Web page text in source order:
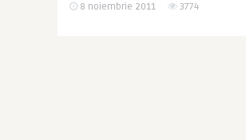
8 noiembrie 2011 3774